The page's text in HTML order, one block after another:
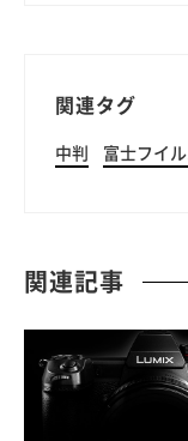
関連タグ
中判 富士フイ
関連記事